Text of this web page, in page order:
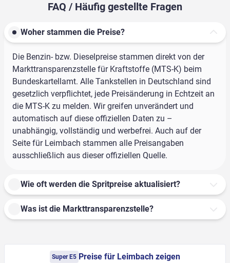
FAQ / Häufig gestellte Fragen
Woher stammen die Preise?
Die Benzin- bzw. Dieselpreise stammen direkt von der
Markttransparenzstelle für Kraftstoffe (MTS-K) beim
Bundeskartellamt. Alle Tankstellen in Deutschland sind
gesetzlich verpflichtet, jede Preisänderung in Echtzeit an
die MTS-K zu melden. Wir greifen unverändert und
automatisch auf diese offiziellen Daten zu –
unabhängig, vollständig und werbefrei. Auch auf der
Seite für Leimbach stammen alle Preisangaben
ausschließlich aus dieser offiziellen Quelle.
Wie oft werden die Spritpreise aktualisiert?
Was ist die Markttransparenzstelle?
Super E5 Preise für Leimbach zeigen